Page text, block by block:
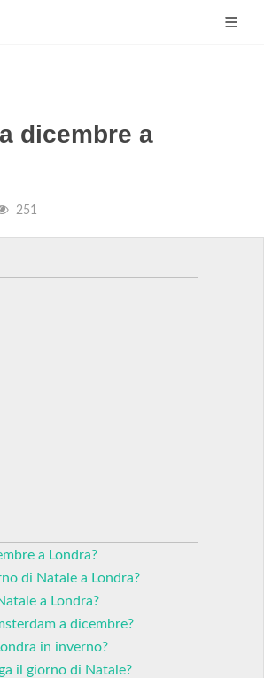
dicembre a
251
a Londra?
di Natale a Londra?
a Londra?
a dicembre?
in inverno?
il giorno di Natale?